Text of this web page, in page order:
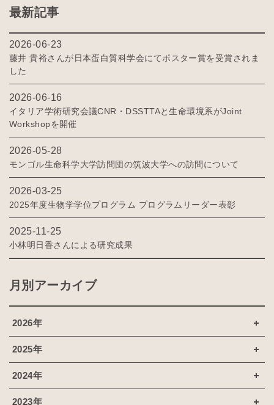
最新記事
2026-06-23
藤井 貴裕さんが日本蛋白質科学会にてポスター賞を受賞されま
した
2026-06-16
イタリア学術研究会議CNR・DSSTTAと生命環境系がJoint
Workshopを開催
2026-05-28
モンゴル生命科学大学訪問団の筑波大学への訪問について
2026-03-25
2025年度生物学学位プログラム プログラムリーダー表彰
2025-11-25
小林明日香さんによる研究成果
月別アーカイブ
2026年
2025年
2024年
2023年